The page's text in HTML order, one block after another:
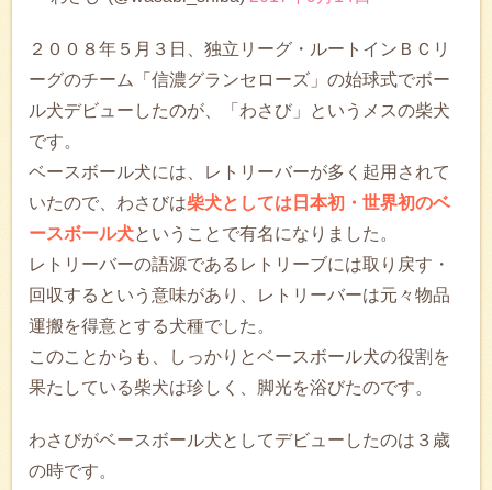
２００８年５月３日、独立リーグ・ルートインＢＣリ
ーグのチーム「信濃グランセローズ」の始球式でボー
ル犬デビューしたのが、「わさび」というメスの柴犬
です。
ベースボール犬には、レトリーバーが多く起用されて
いたので、わさびは柴犬としては日本初・世界初のベ
ースボール犬ということで有名になりました。
レトリーバーの語源であるレトリーブには取り戻す・
回収するという意味があり、レトリーバーは元々物品
運搬を得意とする犬種でした。
このことからも、しっかりとベースボール犬の役割を
果たしている柴犬は珍しく、脚光を浴びたのです。
わさびがベースボール犬としてデビューしたのは３歳
の時です。